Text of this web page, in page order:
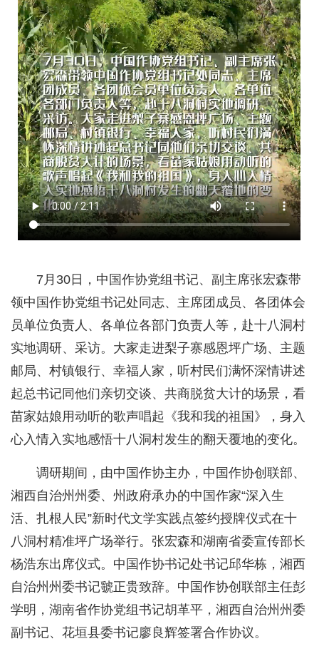
7月30日，中国作协党组书记、副主席张宏森带
领中国作协党组书记处同志、主席团成员、各团体会
员单位负责人、各单位各部门负责人等，赴十八洞村
实地调研、采访。大家走进梨子寨感恩坪广场、主题
邮局、村镇银行、幸福人家，听村民们满怀深情讲述
起总书记同他们亲切交谈、共商脱贫大计的场景，看
苗家姑娘用动听的歌声唱起《我和我的祖国》，身入
心入情入实地感悟十八洞村发生的翻天覆地的变化。
调研期间，由中国作协主办，中国作协创联部、
湘西自治州州委、州政府承办的中国作家“深入生
活、扎根人民”新时代文学实践点签约授牌仪式在十
八洞村精准坪广场举行。张宏森和湖南省委宣传部长
杨浩东出席仪式。中国作协书记处书记邱华栋，湘西
自治州州委书记虢正贵致辞。中国作协创联部主任彭
学明，湖南省作协党组书记胡革平，湘西自治州州委
副书记、花垣县委书记廖良辉签署合作协议。